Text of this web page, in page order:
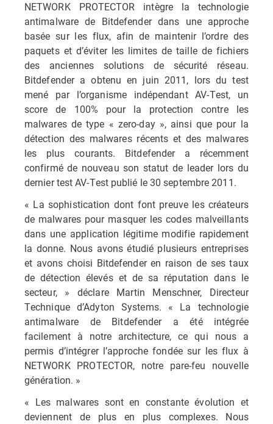
NETWORK PROTECTOR intègre la technologie
antimalware de Bitdefender dans une approche
basée sur les flux, afin de maintenir l’ordre des
paquets et d’éviter les limites de taille de fichiers
des anciennes solutions de sécurité réseau.
Bitdefender a obtenu en juin 2011, lors du test
mené par l’organisme indépendant AV-Test, un
score de 100% pour la protection contre les
malwares de type « zero-day », ainsi que pour la
détection des malwares récents et des malwares
les plus courants. Bitdefender a récemment
confirmé de nouveau son statut de leader lors du
dernier test AV-Test publié le 30 septembre 2011.
« La sophistication dont font preuve les créateurs
de malwares pour masquer les codes malveillants
dans une application légitime modifie rapidement
la donne. Nous avons étudié plusieurs entreprises
et avons choisi Bitdefender en raison de ses taux
de détection élevés et de sa réputation dans le
secteur, » déclare Martin Menschner, Directeur
Technique d’Adyton Systems. « La technologie
antimalware de Bitdefender a été intégrée
facilement à notre architecture, ce qui nous a
permis d’intégrer l’approche fondée sur les flux à
NETWORK PROTECTOR, notre pare-feu nouvelle
génération. »
« Les malwares sont en constante évolution et
deviennent de plus en plus complexes. Nous